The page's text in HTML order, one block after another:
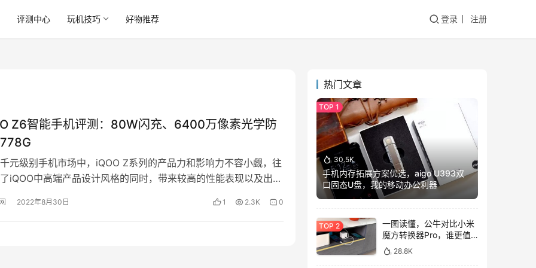
评测中心 玩机技巧 好物推荐 登录 注册
Z6智能手机评测：80W闪充、6400万像素光学防
元级别手机市场中，iQOO Z系列的产品力和影响力不容小觑，往
iQOO中高端产品设计风格的同时，带来较高的性能表现以及出色
2022年8月30日 1 2.3K 0
热门文章
30.5K
手机内存拓展方案优选，aigo U393双
口固态U盘，我的移动办公利器
一图读懂，公牛对比小米
魔方转换器Pro，谁更值
得入手？
28.8K